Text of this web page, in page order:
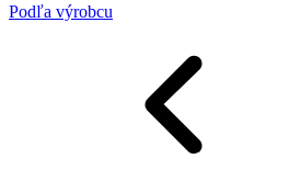
Podľa výrobcu